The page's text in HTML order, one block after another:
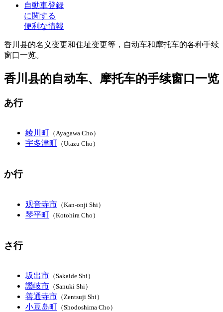
自動車登録
に関する
便利な情報
香川县的名义变更和住址变更等，自动车和摩托车的各种手续
窗口一览。
香川县的自动车、摩托车的手续窗口一览
あ行
綾川町 （Ayagawa Cho）
宇多津町 （Utazu Cho）
か行
观音寺市 （Kan-onji Shi）
琴平町 （Kotohira Cho）
さ行
坂出市 （Sakaide Shi）
讚岐市 （Sanuki Shi）
善通寺市 （Zentsuji Shi）
小豆岛町 （Shodoshima Cho）